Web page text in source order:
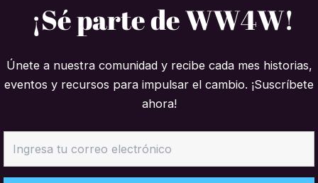
¡Sé parte de WW4W!
Únete a nuestra comunidad y recibe cada mes historias,
eventos y recursos para impulsar el cambio. ¡Suscríbete
ahora!